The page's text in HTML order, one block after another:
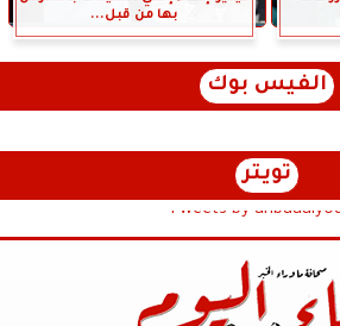
بها من قبل...
الفيس بوك
تويتر
Tweets by